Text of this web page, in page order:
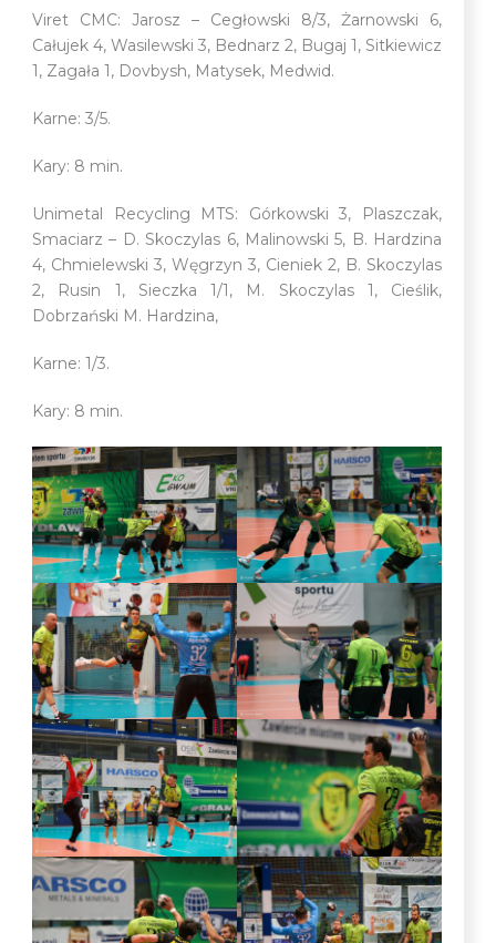
Viret CMC: Jarosz – Cegłowski 8/3, Żarnowski 6,
Całujek 4, Wasilewski 3, Bednarz 2, Bugaj 1, Sitkiewicz
1, Zagała 1, Dovbysh, Matysek, Medwid.
Karne: 3/5.
Kary: 8 min.
Unimetal Recycling MTS: Górkowski 3, Plaszczak,
Smaciarz – D. Skoczylas 6, Malinowski 5, B. Hardzina
4, Chmielewski 3, Węgrzyn 3, Cieniek 2, B. Skoczylas
2, Rusin 1, Sieczka 1/1, M. Skoczylas 1, Cieślik,
Dobrzański M. Hardzina,
Karne: 1/3.
Kary: 8 min.